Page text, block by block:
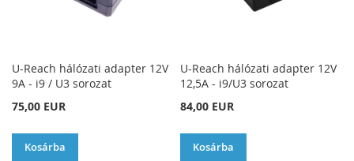
U-Reach hálózati adapter 12V
9A - i9 / U3 sorozat
75,00 EUR
Kosárba
U-Reach hálózati adapter 12V
12,5A - i9/U3 sorozat
84,00 EUR
Kosárba